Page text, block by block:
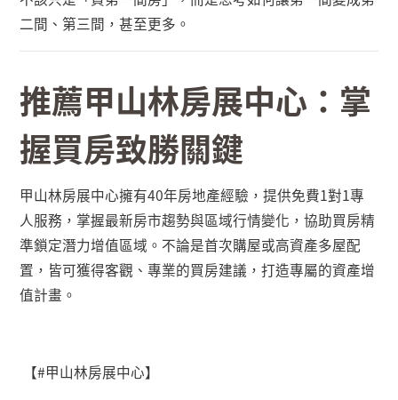
二間、第三間，甚至更多。
推薦甲山林房展中心：掌
握買房致勝關鍵
甲山林房展中心擁有40年房地產經驗，提供免費1對1專
人服務，掌握最新房市趨勢與區域行情變化，協助買房精
準鎖定潛力增值區域。不論是首次購屋或高資產多屋配
置，皆可獲得客觀、專業的買房建議，打造專屬的資產增
值計畫。
【#甲山林房展中心】